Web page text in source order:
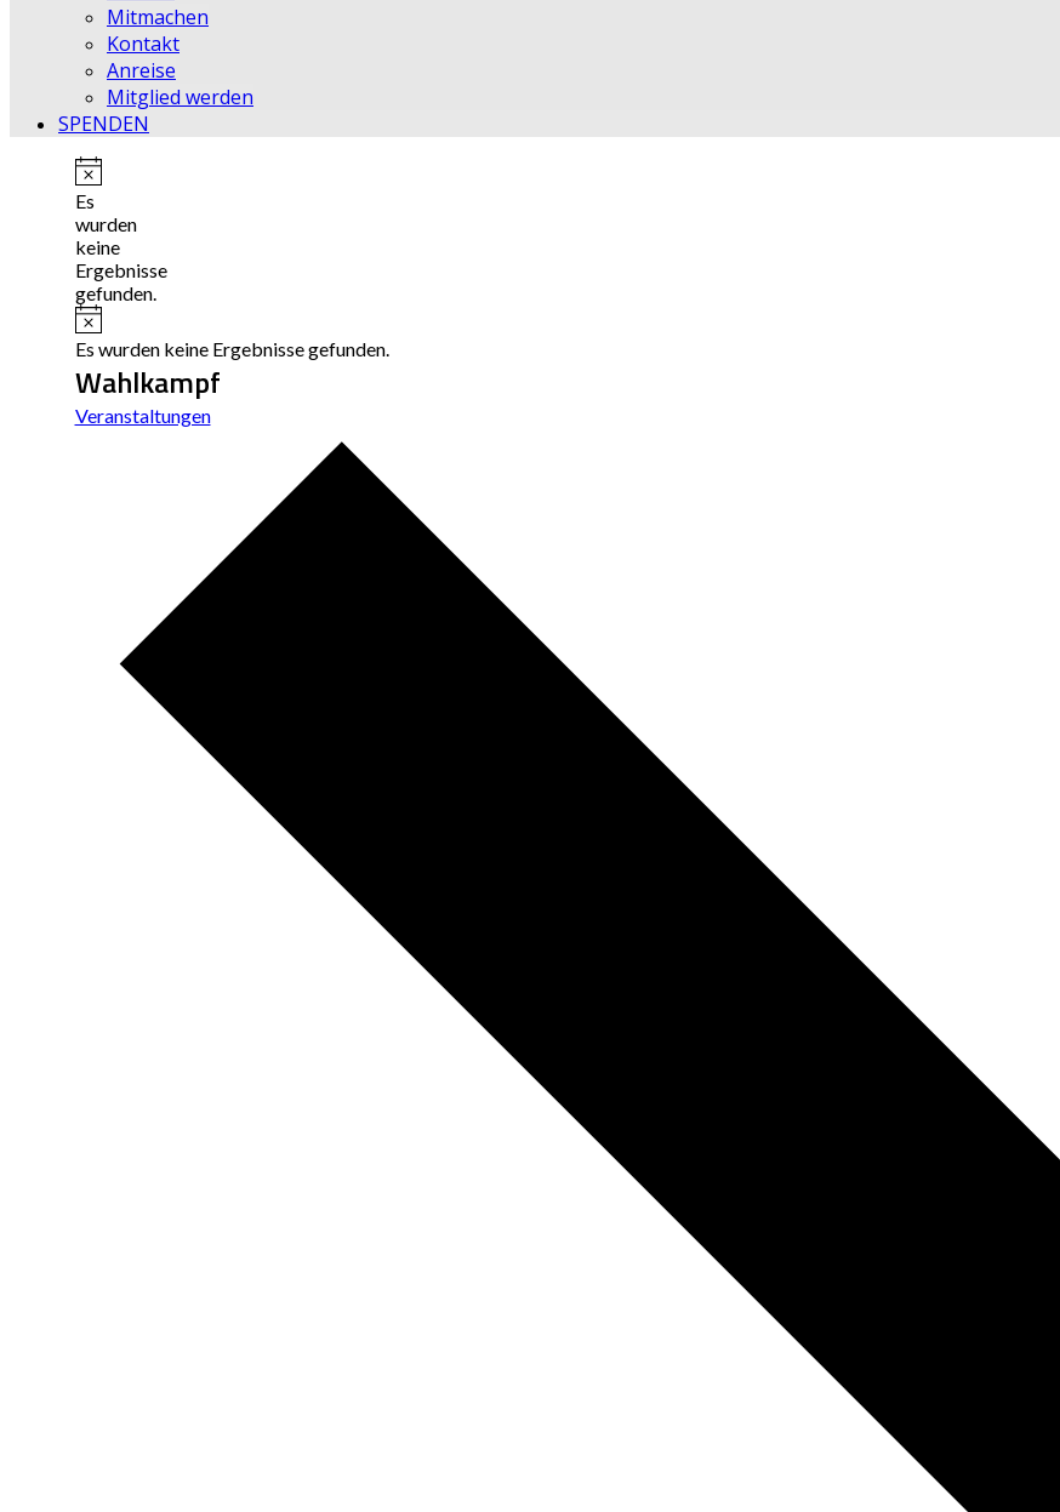
Mitmachen
Kontakt
Anreise
Mitglied werden
SPENDEN
Hinweis
Es
wurden
keine
Ergebnisse
gefunden.
Hinweis
Es wurden keine Ergebnisse gefunden.
Wahlkampf
Veranstaltungen